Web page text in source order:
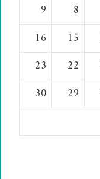
8
9
15
16
22
23
29
30